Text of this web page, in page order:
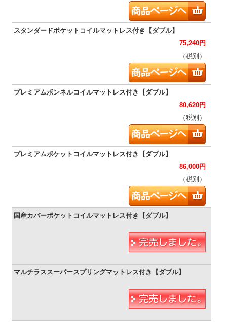
75,240円
（税別）
80,620円
（税別）
86,000円
（税別）